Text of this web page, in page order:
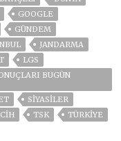
GOOGLE
GÜNDEM
JANDARMA
LGS
BUGÜN
SİYASİLER
TSK
TÜRKİYE